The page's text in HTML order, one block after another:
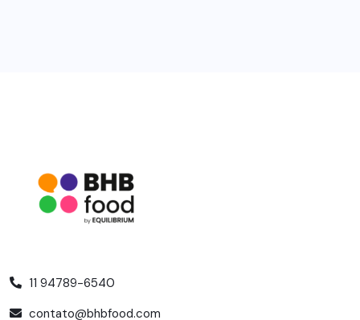
11 94789-6540
contato@bhbfood.com